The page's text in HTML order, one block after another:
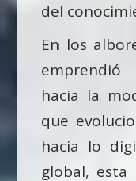
del
En los
emprendió
hacia la
que
hacia lo
global,